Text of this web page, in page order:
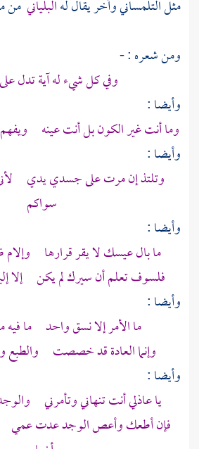
مثلالتلمسانيوآخر يقال لهالبلياني من
ومن شعره : -
وفي كل شيء له آية تدل على
وأيضا :
وما أنت غير الكون بل أنت عينه
وأيضا :
وتلتذ إن مرت على جسدي يدي
سواكم
وأيضا :
ما بال عيسك لا يقر قرارها وإلام
فلسوف تعلم أن سيرك لم يكن إلا
وأيضا :
ما الأمر إلا نسق واحد ما فيه
وإنما العادة قد خصصت والطبع
وأيضا :
يا عاذلي أنت تنهاني وتأمرني
فإن أطعك وأعص الوجد عدت عمي